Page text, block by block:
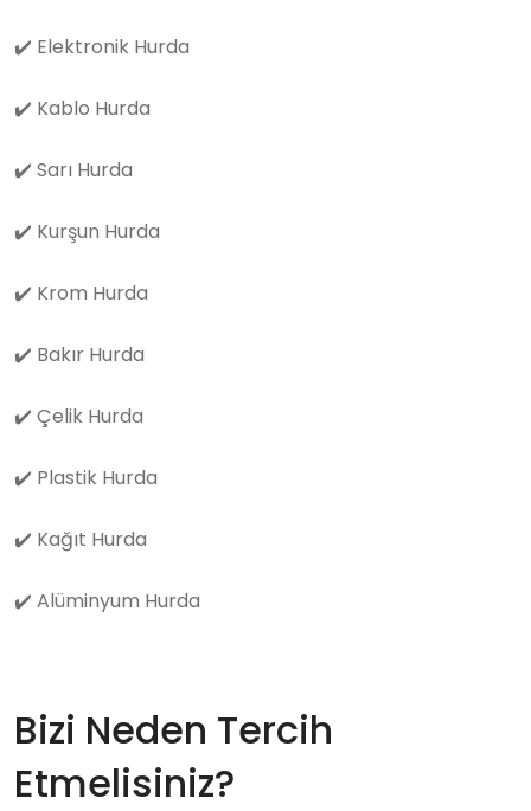
✔️ Elektronik Hurda
✔️ Kablo Hurda
✔️ Sarı Hurda
✔️ Kurşun Hurda
✔️ Krom Hurda
✔️ Bakır Hurda
✔️ Çelik Hurda
✔️ Plastik Hurda
✔️ Kağıt Hurda
✔️ Alüminyum Hurda
Bizi Neden Tercih
Etmelisiniz?